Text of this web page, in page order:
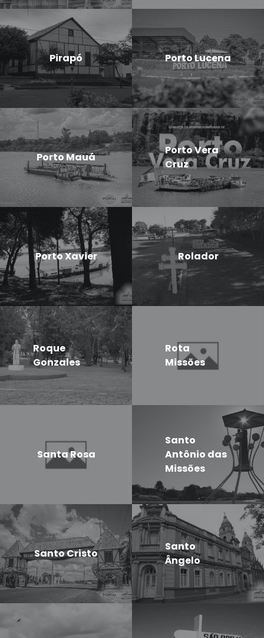
Pirapó Porto Lucena
Porto Mauá
Porto Vera
Cruz
Porto Xavier Rolador
Roque
Gonzales
Rota
Missões
Santa Rosa
Santo
Antônio das
Missões
Santo Cristo
Santo
Ângelo